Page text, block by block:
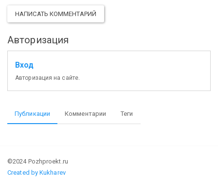
НАПИСАТЬ КОММЕНТАРИЙ
Авторизация
Вход
Авторизация на сайте.
Публикации Комментарии Теги
©2024 Pozhproekt.ru
Created by Kukharev